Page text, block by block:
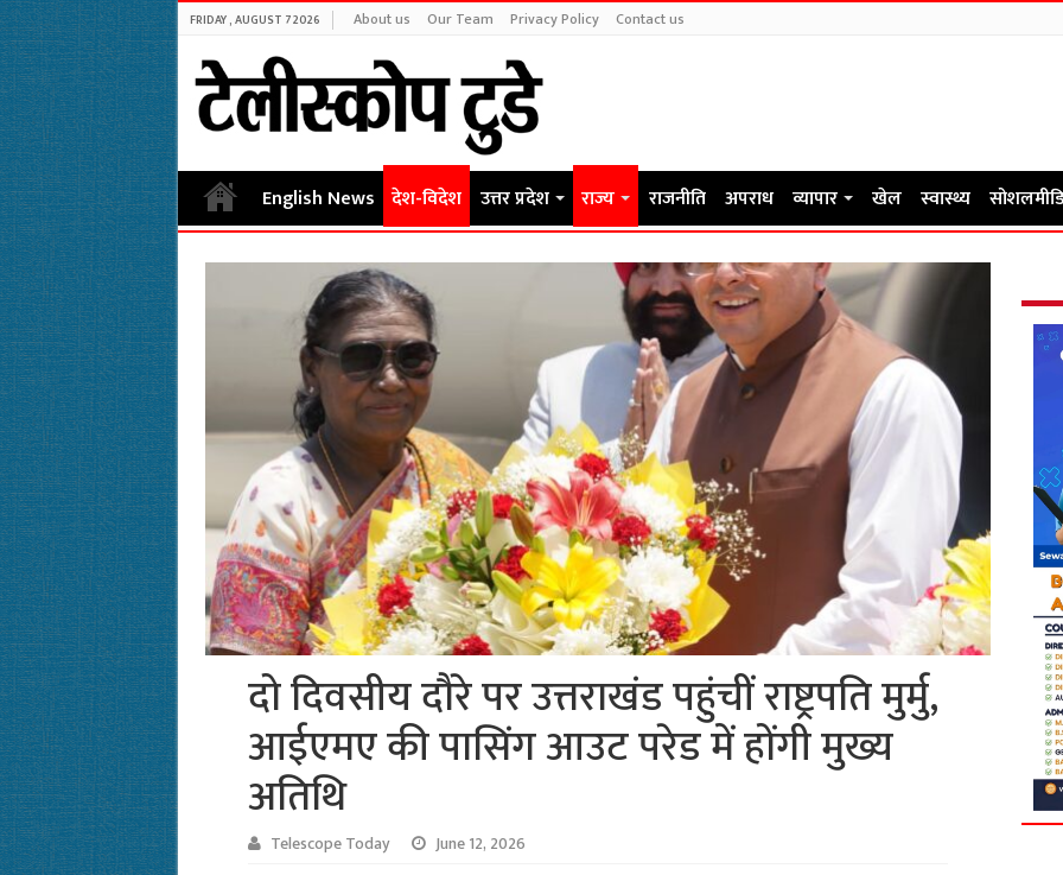
FRIDAY , AUGUST 7 2026 About us Our Team Privacy Policy Contact us
English News देश-विदेश उत्तर प्रदेश राज्य राजनीति अपराध व्यापार खेल स्वास्थ्य
दो दिवसीय दौरे पर उत्तराखंड पहुंचीं राष्ट्रपति मुर्मु,
आईएमए की पासिंग आउट परेड में होंगी मुख्य
अतिथि
Telescope Today June 12, 2026